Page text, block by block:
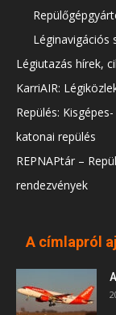
Léginavigációs
Légiutazás hírek,
KarriAIR:
Repülés:
katonai repülés
REPNAPtár –
rendezvények
A címlapról